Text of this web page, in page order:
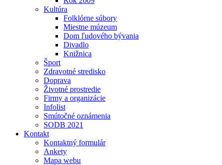
Kultúra
Folklórne súbory
Miestne múzeum
Dom ľudového bývania
Divadlo
Knižnica
Šport
Zdravotné stredisko
Doprava
Životné prostredie
Firmy a organizácie
Infolist
Smútočné oznámenia
SODB 2021
Kontakt
Kontaktný formulár
Ankety
Mapa webu